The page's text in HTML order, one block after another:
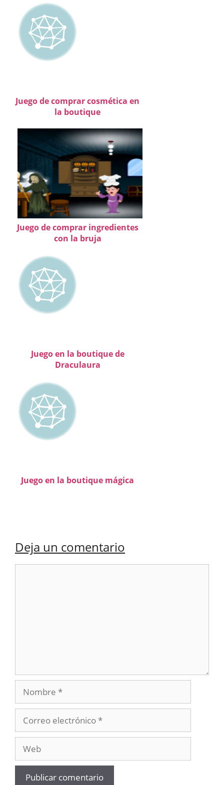
Juego de comprar cosmética en
la boutique
Juego de comprar ingredientes
con la bruja
Juego en la boutique de
Draculaura
Juego en la boutique mágica
Deja un comentario
electrónico